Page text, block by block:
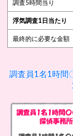
調査5時間当り
浮気調査1日当たり
最終的に必要な金額
調査員1名1時間